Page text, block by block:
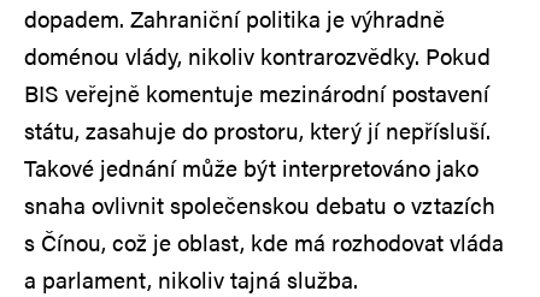
dopadem. Zahraniční politika je výhradně
doménou vlády, nikoliv kontrarozvědky. Pokud
BIS veřejně komentuje mezinárodní postavení
státu, zasahuje do prostoru, který jí nepřísluší.
Takové jednání může být interpretováno jako
snaha ovlivnit společenskou debatu o vztazích
s Čínou, což je oblast, kde má rozhodovat vláda
a parlament, nikoliv tajná služba.